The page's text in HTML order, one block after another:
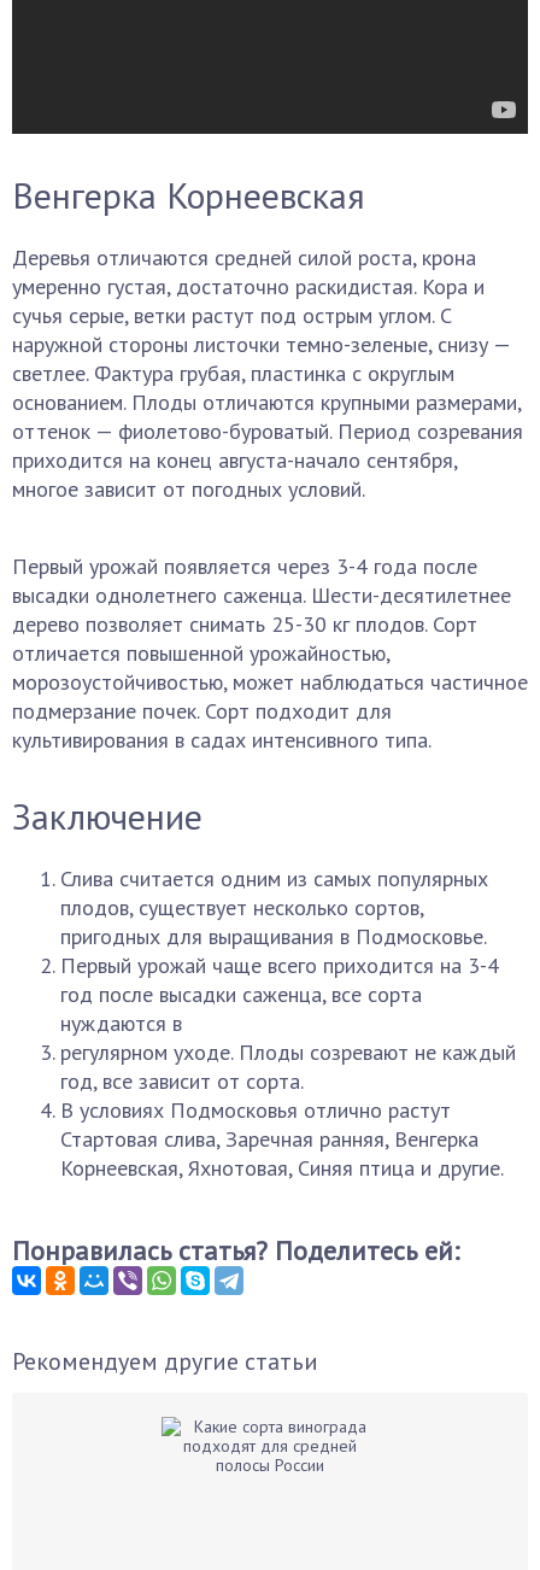
Венгерка Корнеевская
Деревья отличаются средней силой роста, крона
умеренно густая, достаточно раскидистая. Кора и
сучья серые, ветки растут под острым углом. С
наружной стороны листочки темно-зеленые, снизу —
светлее. Фактура грубая, пластинка с округлым
основанием. Плоды отличаются крупными размерами,
оттенок — фиолетово-буроватый. Период созревания
приходится на конец августа-начало сентября,
многое зависит от погодных условий.
Первый урожай появляется через 3-4 года после
высадки однолетнего саженца. Шести-десятилетнее
дерево позволяет снимать 25-30 кг плодов. Сорт
отличается повышенной урожайностью,
морозоустойчивостью, может наблюдаться частичное
подмерзание почек. Сорт подходит для
культивирования в садах интенсивного типа.
Заключение
Слива считается одним из самых популярных
плодов, существует несколько сортов,
пригодных для выращивания в Подмосковье.
Первый урожай чаще всего приходится на 3-4
год после высадки саженца, все сорта
нуждаются в
регулярном уходе. Плоды созревают не каждый
год, все зависит от сорта.
В условиях Подмосковья отлично растут
Стартовая слива, Заречная ранняя, Венгерка
Корнеевская, Яхнотовая, Синяя птица и другие.
Понравилась статья? Поделитесь ей:
Рекомендуем другие статьи